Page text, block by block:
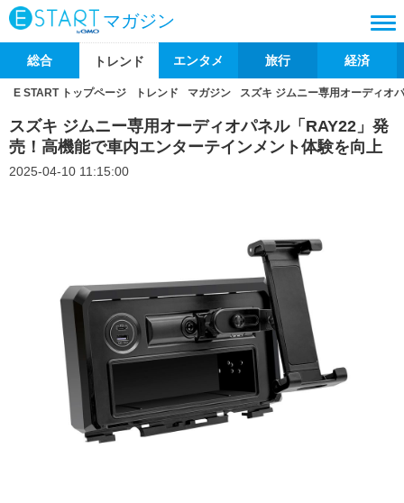
マガジン
総合 トレンド エンタメ 旅行 経済
E START トップページ トレンド マガジン スズキ ジムニー専用オーディオ
スズキ ジムニー専用オーディオパネル「RAY22」発
売！高機能で車内エンターテインメント体験を向上
2025-04-10 11:15:00